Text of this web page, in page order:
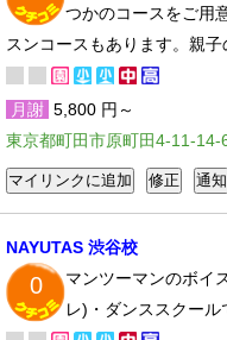
つかのコースをご用
スンコースもあります。親
月謝 5,800 円～
東京都町田市原町田4-11-14-
NAYUTAS 渋谷校
0
マンツーマンのボイ
レ)・ダンススクール